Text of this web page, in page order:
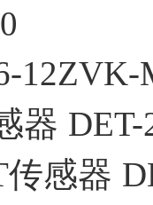
12ZVK-
器 DET-
感器